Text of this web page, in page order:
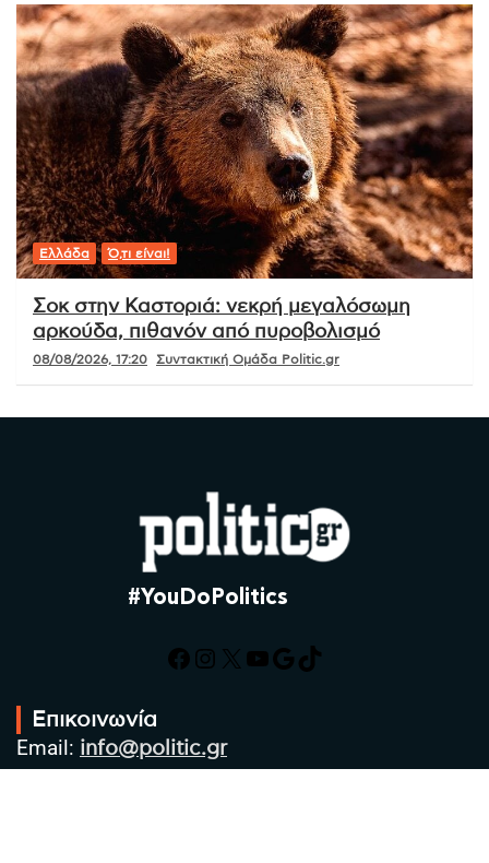
Ελλάδα Ό,τι είναι!
Σοκ στην Καστοριά: νεκρή μεγαλόσωμη
αρκούδα, πιθανόν από πυροβολισμό
08/08/2026, 17:20 Συντακτική Ομάδα Politic.gr
#YouDoPolitics
Facebook
Instagram
X YouTube
Google
TikTok
Επικοινωνία
Email: info@politic.gr
Τηλ: